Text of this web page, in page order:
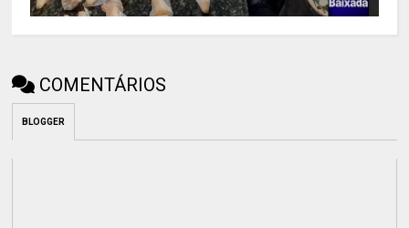
COMENTÁRIOS
BLOGGER